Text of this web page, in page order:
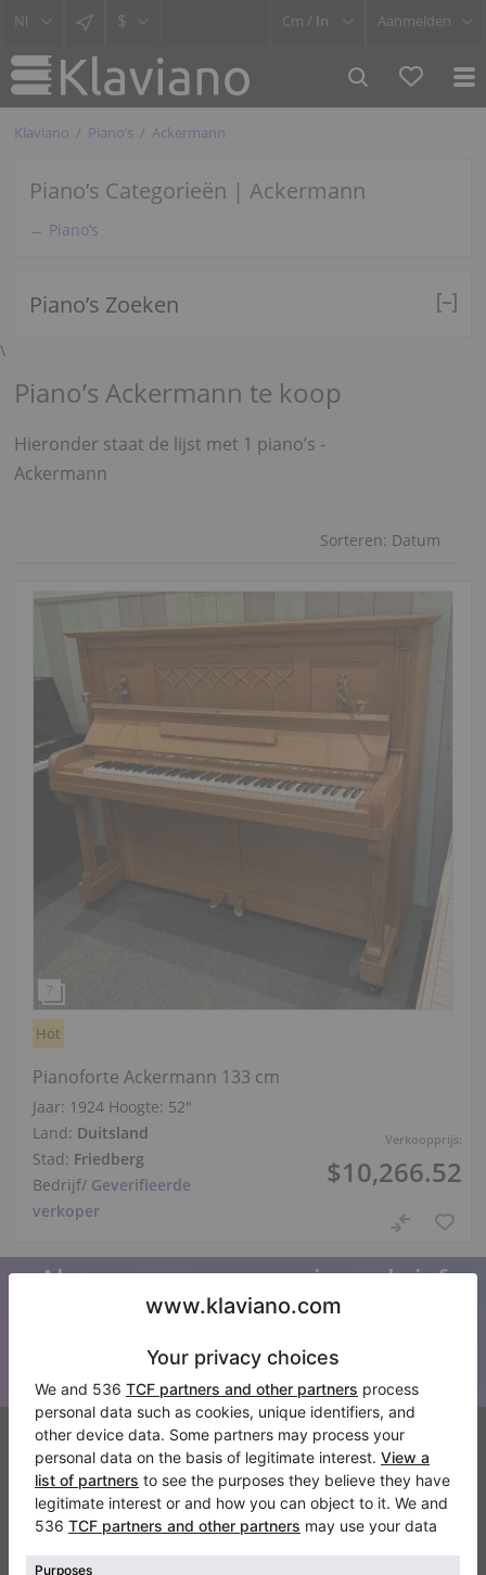
$ Cm / In Aanmelden
Klaviano Piano’s Ackermann
Piano’s Categorieën | Ackermann
← Piano’s
Piano’s Zoeken
\
Piano’s Ackermann te koop
Hieronder staat de lijst met 1 piano’s -
Ackermann
Sorteren: Datum
Verkoopprijs:
$10,266.52
Hot
Pianoforte Ackermann 133 cm
Jaar: 1924 Hoogte: 52″
Land: Duitsland
Stad: Friedberg
Bedrijf/ Geverifieerde
verkoper
Abonneer u op onze nieuwsbrief
Blijf op de hoogte van al het Klaviano nieuws
Klaviano
FAQ
Contact